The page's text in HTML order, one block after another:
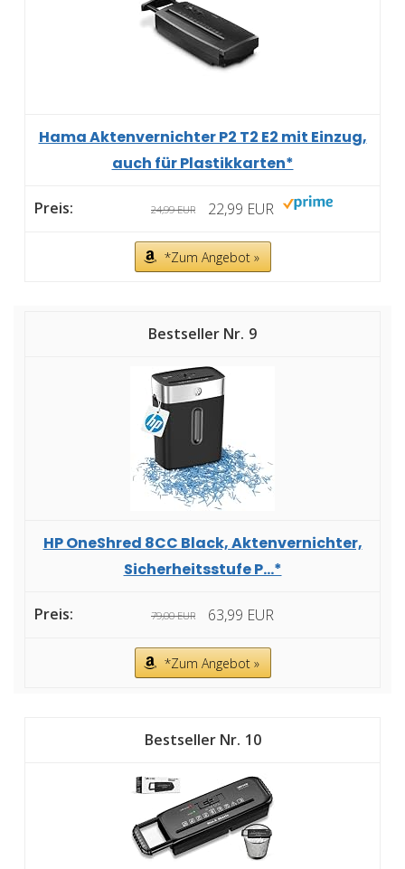
Hama Aktenvernichter P2 T2 E2 mit Einzug,
auch für Plastikkarten*
24,99 EUR 22,99 EUR
*Zum Angebot »
9
HP OneShred 8CC Black, Aktenvernichter,
Sicherheitsstufe P...*
79,00 EUR 63,99 EUR
*Zum Angebot »
10